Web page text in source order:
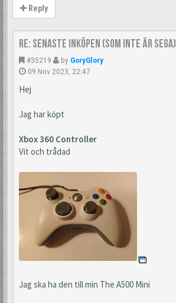
Reply
Re: Senaste inköpen (som inte är Sega)
#35219 by GoryGlory
09 Nov 2023, 22:47
Hej
Jag har köpt
Xbox 360 Controller
Vit och trådad
Jag ska ha den till min The A500 Mini